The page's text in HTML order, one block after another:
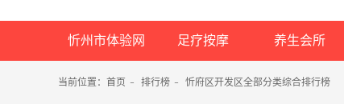
忻州市体验网 足疗按摩 养生会所
当前位置： 首页 - 排行榜 - 忻府区开发区全部分类综合排行榜